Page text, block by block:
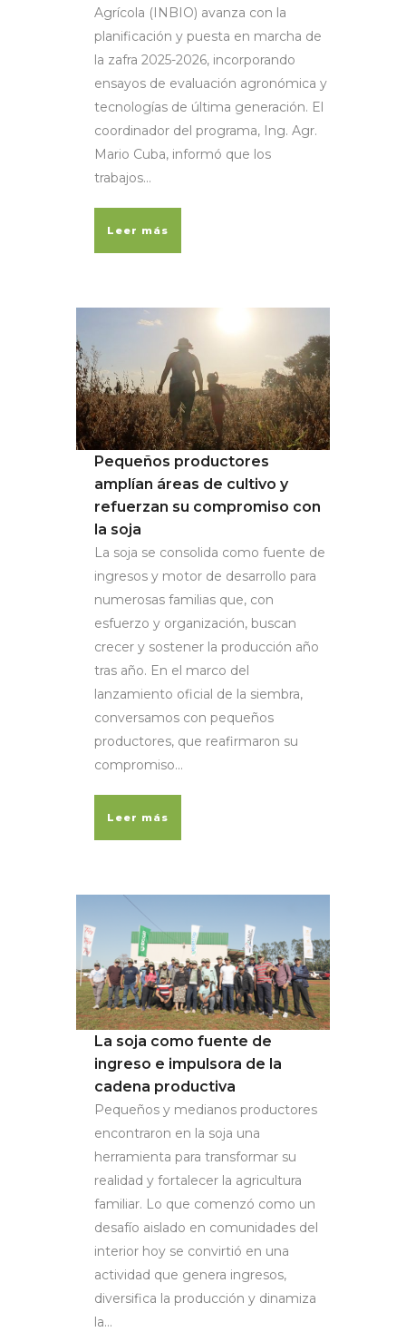
Agrícola (INBIO) avanza con la
planificación y puesta en marcha de
la zafra 2025-2026, incorporando
ensayos de evaluación agronómica y
tecnologías de última generación. El
coordinador del programa, Ing. Agr.
Mario Cuba, informó que los
trabajos...
Leer más
Pequeños productores
amplían áreas de cultivo y
refuerzan su compromiso con
la soja
La soja se consolida como fuente de
ingresos y motor de desarrollo para
numerosas familias que, con
esfuerzo y organización, buscan
crecer y sostener la producción año
tras año. En el marco del
lanzamiento oficial de la siembra,
conversamos con pequeños
productores, que reafirmaron su
compromiso...
Leer más
La soja como fuente de
ingreso e impulsora de la
cadena productiva
Pequeños y medianos productores
encontraron en la soja una
herramienta para transformar su
realidad y fortalecer la agricultura
familiar. Lo que comenzó como un
desafío aislado en comunidades del
interior hoy se convirtió en una
actividad que genera ingresos,
diversifica la producción y dinamiza
la...